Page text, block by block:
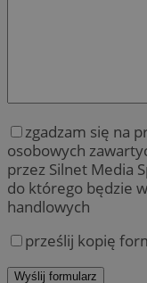
zgadzam się na
osobowych
przez Silnet Media
do którego będzie
handlowych
prześlij kopię